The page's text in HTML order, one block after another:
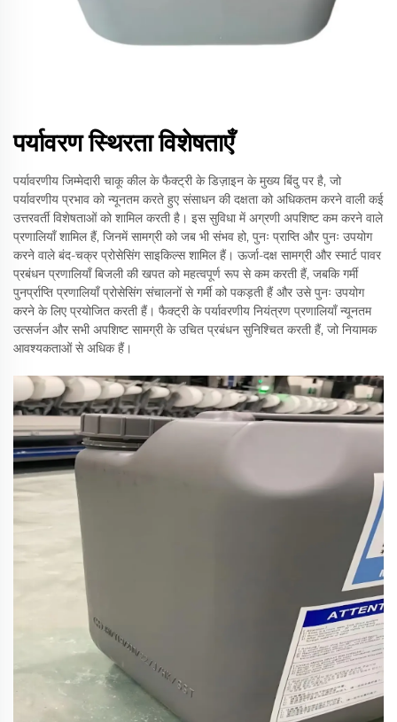
पर्यावरण स्थिरता विशेषताएँ
पर्यावरणीय जिम्मेदारी चाकू कील के फैक्ट्री के डिज़ाइन के मुख्य बिंदु पर है, जो
पर्यावरणीय प्रभाव को न्यूनतम करते हुए संसाधन की दक्षता को अधिकतम करने वाली कई
उत्तरवर्ती विशेषताओं को शामिल करती है। इस सुविधा में अग्रणी अपशिष्ट कम करने वाले
प्रणालियाँ शामिल हैं, जिनमें सामग्री को जब भी संभव हो, पुनः प्राप्ति और पुनः उपयोग
करने वाले बंद-चक्र प्रोसेसिंग साइकिल्स शामिल हैं। ऊर्जा-दक्ष सामग्री और स्मार्ट पावर
प्रबंधन प्रणालियाँ बिजली की खपत को महत्वपूर्ण रूप से कम करती हैं, जबकि गर्मी
पुनर्प्राप्ति प्रणालियाँ प्रोसेसिंग संचालनों से गर्मी को पकड़ती हैं और उसे पुनः उपयोग
करने के लिए प्रयोजित करती हैं। फैक्ट्री के पर्यावरणीय नियंत्रण प्रणालियाँ न्यूनतम
उत्सर्जन और सभी अपशिष्ट सामग्री के उचित प्रबंधन सुनिश्चित करती हैं, जो नियामक
आवश्यकताओं से अधिक हैं।